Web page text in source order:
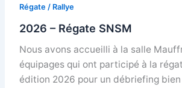
Régate / Rallye
2026 – Régate SNSM
Nous avons accueilli à la salle
équipages qui ont participé à la
édition 2026 pour un débriefing